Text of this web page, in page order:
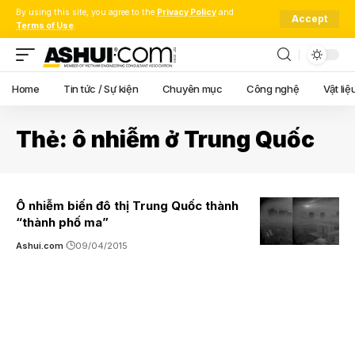
By using this site, you agree to the Privacy Policy and
Terms of Use.
Accept
Home Tin tức / Sự kiện Chuyên mục Công nghệ Vật
Thẻ: ô nhiễm ở Trung Quốc
Ô nhiễm biến đô thị Trung Quốc thành
“thành phố ma”
Ashui.com 09/04/2015